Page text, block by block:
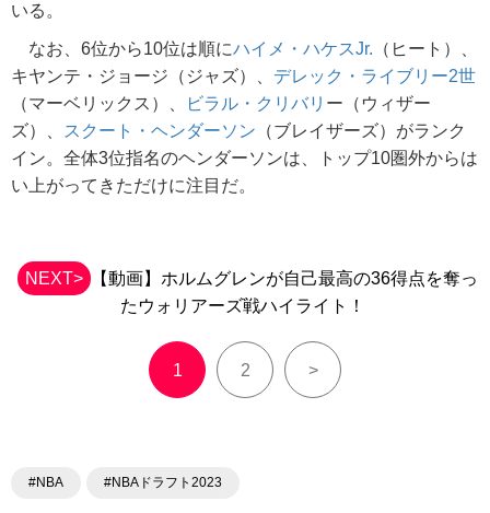
いる。
なお、6位から10位は順にハイメ・ハケスJr. （ヒート）、
キヤンテ・ジョージ（ジャズ）、 デレック・ライブリー2世
（マーベリックス）、
ビラル・クリバリ ー（ウィザー
ズ）、
スクート・ヘンダーソン （ブレイザーズ）がランク
イン。全体3位指名のヘンダーソンは、トップ10圏外からは
い上がってきただけに注目だ。
NEXT>
【動画】ホルムグレンが自己最高の36得点を奪っ
たウォリアーズ戦ハイライト！
1 2 >
#NBA #NBAドラフト2023